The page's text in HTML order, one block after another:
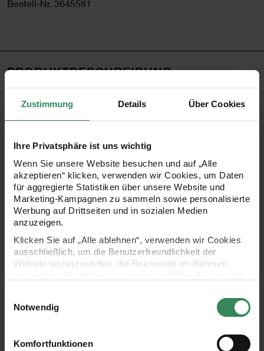
Zustimmung Details Über Cookies
Ihre Privatsphäre ist uns wichtig
Wenn Sie unsere Website besuchen und auf „Alle
akzeptieren“ klicken, verwenden wir Cookies, um Daten
für aggregierte Statistiken über unsere Website und
Marketing-Kampagnen zu sammeln sowie personalisierte
Werbung auf Drittseiten und in sozialen Medien
anzuzeigen.
Klicken Sie auf „Alle ablehnen“, verwenden wir Cookies
ausschließlich, um die Benutzerfreundlichkeit der
Website sicherzustellen, die Reichweite im Rahmen
Ihre Einwilligung ist freiwillig und kann jederzeit über den
Link „Cookie-Einstellungen“ im Fußbereich der Seite
verwendeten Technologien und den Empfängern der
Notwendig
Komfortfunktionen
Bestell-Nr. 3645581
PRODUKTBESCHREIBUNG
Mit der Papierblume „ Chrysamtheme
“ von Rico Design
verleiht man der Tischdeko den letzten Schliff. Künstliche
zeitlos! Gemeinsam mit anderen Papierblumen lässt sich
wunderbar ein eigener Blumenstrauß zusammenstellen
und sorgt für viel Freude bei den Beschenkten.
- ideal zum Dekorieren oder Verschenken als liebevolle
- Maße: 46,5x7cm
- Material: Papier
- Farbe: Creme